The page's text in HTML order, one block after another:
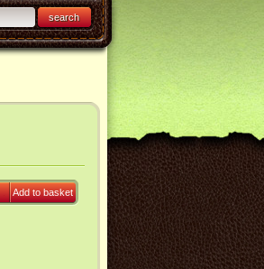
search
Add to basket